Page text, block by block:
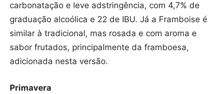
carbonatação e leve adstringência, com 4,7% de
graduação alcoólica e 22 de IBU. Já a Framboise é
similar à tradicional, mas rosada e com aroma e
sabor frutados, principalmente da framboesa,
adicionada nesta versão.
Primavera